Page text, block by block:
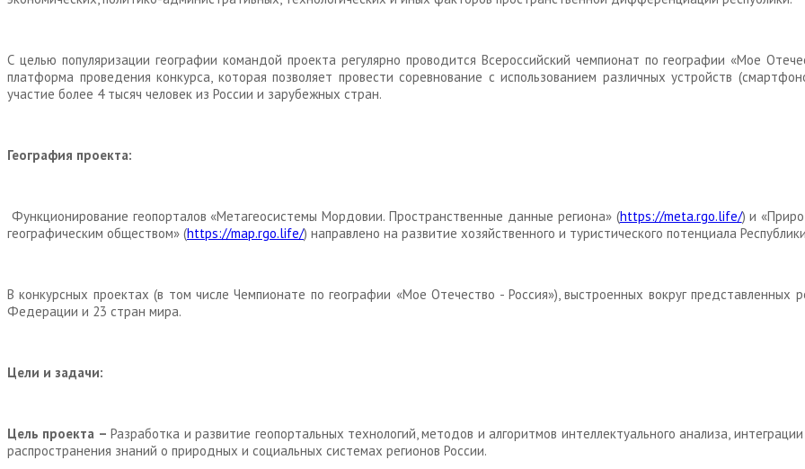
С целью популяризации географии командой проекта регулярно проводится Всероссийский чемпионат по географии «Мое
платформа проведения конкурса, которая позволяет провести соревнование с использованием различных устройств
участие более 4 тысяч человек из России и зарубежных стран.
География проекта:
Функционирование геопорталов «Метагеосистемы Мордовии. Пространственные данные региона» (https://meta.rgo.life/) и
географическим обществом» (https://map.rgo.life/) направлено на развитие хозяйственного и туристического потенциала
В конкурсных проектах (в том числе Чемпионате по географии «Мое Отечество - Россия»), выстроенных вокруг представленных
Федерации и 23 стран мира.
Цели и задачи:
Цель проекта –Разработка и развитие геопортальных технологий, методов и алгоритмов интеллектуального анализа,
распространения знаний о природных и социальных системах регионов России.